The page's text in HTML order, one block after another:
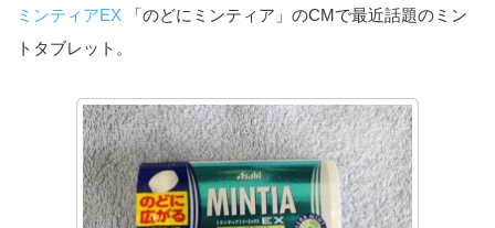
ミンティアEX 「のどにミンティア」のCMで最近話題のミン
トタブレット。